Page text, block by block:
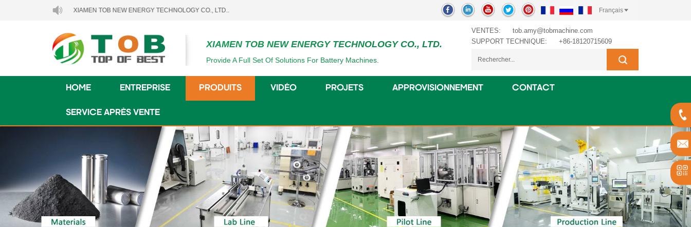
À XIAMEN TOB NEW ENERGY TECHNOLOGY CO., LTD.. Français
XIAMEN TOB NEW ENERGY TECHNOLOGY CO., LTD.
Provide A Full Set Of Solutions For Battery Machines.
VENTES:
tob.amy@tobmachine.com
SUPPORT TECHNIQUE:
+86-18120715609
HOME ENTREPRISE PRODUITS VIDÉO PROJETS APPROVISIONNEMENT CONTACT
SERVICE APRÈS VENTE